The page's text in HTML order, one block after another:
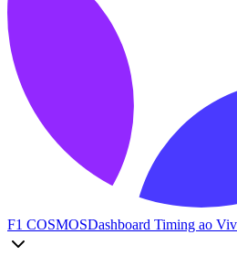
F1 COSMOSDashboard Timing ao